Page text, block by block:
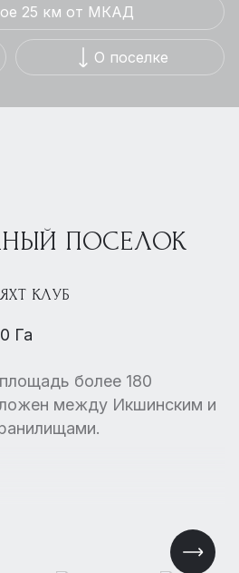
25 км от МКАД
О поселке
ПОСЕЛОК
КЛУБ
Га
более 180
между Икшинским и